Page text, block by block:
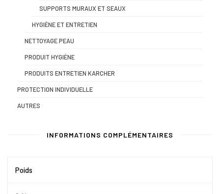
SUPPORTS MURAUX ET SEAUX
HYGIÈNE ET ENTRETIEN
NETTOYAGE PEAU
PRODUIT HYGIÈNE
PRODUITS ENTRETIEN KARCHER
PROTECTION INDIVIDUELLE
AUTRES
INFORMATIONS COMPLÉMENTAIRES
Poids